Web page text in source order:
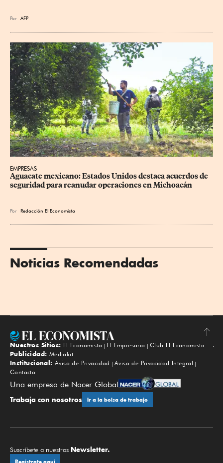
Por AFP
EMPRESAS
Aguacate mexicano: Estados Unidos destaca acuerdos de
seguridad para reanudar operaciones en Michoacán
Por Redacción El Economista
Noticias Recomendadas
Subir
Nuestros Sitios: El Economista El Empresario
Club El Economista
Publicidad: Mediakit
Institucional: Aviso de Privacidad
Aviso de Privacidad Integral
Contacto
Una empresa de Nacer Global
Trabaja con nosotros Ir a la bolsa de trabajo
Suscríbete a nuestros Newsletter.